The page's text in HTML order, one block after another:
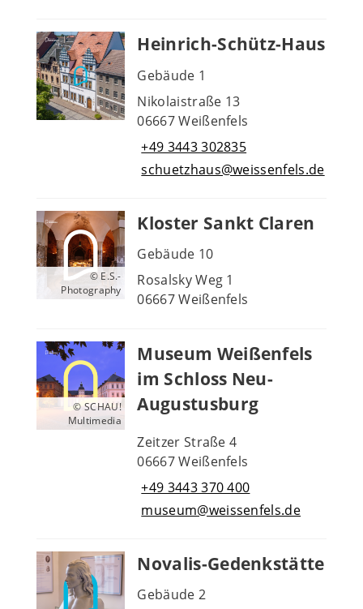
Heinrich-Schütz-Haus
Gebäude 1
Nikolaistraße 13
06667 Weißenfels
+49 3443 302835
schuetzhaus@weissenfels.de
© E.S.-
Photography
Kloster Sankt Claren
Gebäude 10
Rosalsky Weg 1
06667 Weißenfels
© SCHAU!
Multimedia
Museum Weißenfels
im Schloss Neu-
Augustusburg
Zeitzer Straße 4
06667 Weißenfels
+49 3443 370 400
museum@weissenfels.de
Novalis-Gedenkstätte
Gebäude 2